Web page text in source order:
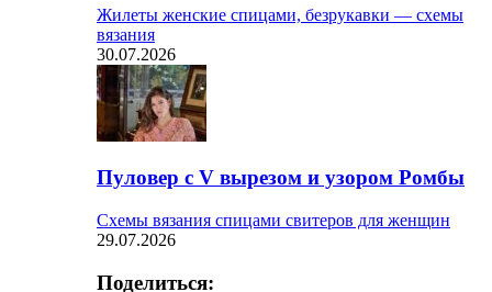
Жилеты женские спицами, безрукавки — схемы
вязания
30.07.2026
Пуловер с V вырезом и узором Ромбы
Схемы вязания спицами свитеров для женщин
29.07.2026
Поделиться: